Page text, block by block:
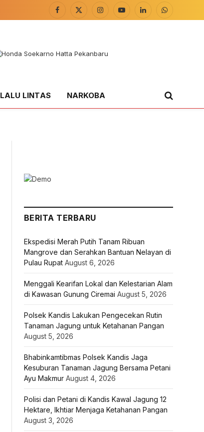
Facebook
X
InstagramYouTubeLinkedInWhatsApp
LALU LINTAS NARKOBA
BERITA TERBARU
Ekspedisi Merah Putih Tanam Ribuan
Mangrove dan Serahkan Bantuan Nelayan di
Pulau Rupat August 6, 2026
Menggali Kearifan Lokal dan Kelestarian Alam
di Kawasan Gunung Ciremai August 5, 2026
Polsek Kandis Lakukan Pengecekan Rutin
Tanaman Jagung untuk Ketahanan Pangan
August 5, 2026
Bhabinkamtibmas Polsek Kandis Jaga
Kesuburan Tanaman Jagung Bersama Petani
Ayu Makmur August 4, 2026
Polisi dan Petani di Kandis Kawal Jagung 12
Hektare, Ikhtiar Menjaga Ketahanan Pangan
August 3, 2026